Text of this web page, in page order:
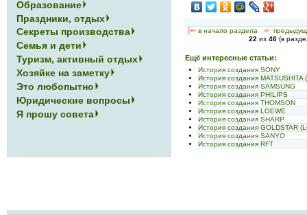
[<— в начало раздела <-
22из 46(в
Ещё интересные статьи:
История создания SONY
История создания MATSUSHITA
История создания SAMSUNG
История создания PHILIPS
История создания THOMSON
История создания LOEWE
История создания SHARP
История создания GOLDSTAR
История создания SANYO
История создания RFT
Образование
Праздники, отдых
Секреты производства
Семья и дети
Туризм, активный отдых
Хозяйке на заметку
Это любопытно
Юридические вопросы
Я прошу совета